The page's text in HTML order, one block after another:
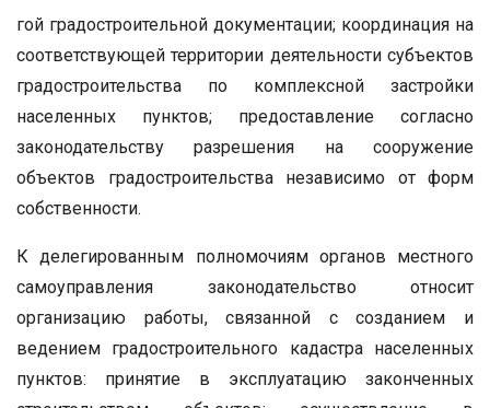
гой градостроительной документации; координация на
соответствующей территории деятельности субъектов
градостроительства по комплексной застройки
населенных пунктов; предоставление согласно
законодательству разрешения на сооружение
объектов градостроительства независимо от форм
собственности.
К делегированным полномочиям органов местного
самоуправления законодательство относит
организацию работы, связанной с созданием и
ведением градостроительного кадастра населенных
пунктов: принятие в эксплуатацию законченных